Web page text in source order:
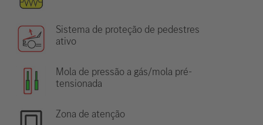
Sistema de proteção de pedestres
ativo
Mola de pressão a gás/mola pré-
tensionada
Zona de atenção